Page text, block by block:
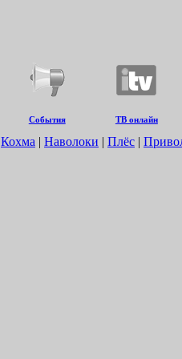
События ТВ онлайн
Кохма | Наволоки | Плёс |